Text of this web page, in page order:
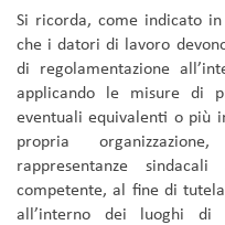
Si ricorda, come indicato
che i datori di lavoro
di regolamentazione
applicando le misure di
eventuali equivalenti o più
propria
rappresentanze
competente, al fine di
all’interno dei luoghi